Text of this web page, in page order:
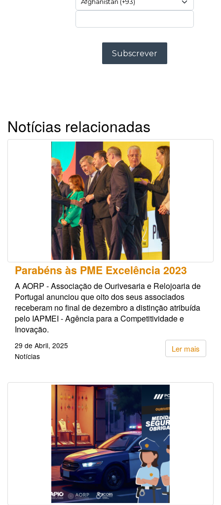
Notícias relacionadas
Parabéns às PME Excelência 2023
A AORP - Associação de Ourivesaria e Relojoaria de
Portugal anunciou que oito dos seus associados
receberam no final de dezembro a distinção atribuída
pelo IAPMEI - Agência para a Competitividade e
Inovação.
Ler mais
29 de Abril, 2025
Notícias